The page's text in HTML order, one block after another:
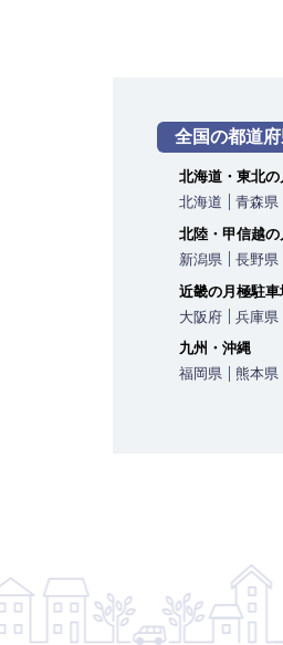
車両制限
全
歌
町
天
シティイン
月極賃料 ：
所在地
大阪府
シティイン
全国の都道
北海道・東北
北海道
青森県
北陸・甲信越
新潟県
長野県
近畿の月極駐車
大阪府
兵庫県
九州・沖縄
福岡県
熊本県